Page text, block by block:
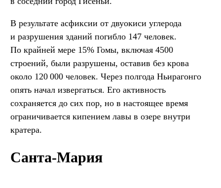
В результате асфиксии от двуокиси углерода
и разрушения зданий погибло 147 человек.
По крайней мере 15% Гомы, включая 4500
строений, были разрушены, оставив без крова
около 120 000 человек. Через полгода Ньирагонго
опять начал извергаться. Его активность
сохраняется до сих пор, но в настоящее время
ограничивается кипением лавы в озере внутри
кратера.
Санта-Мария